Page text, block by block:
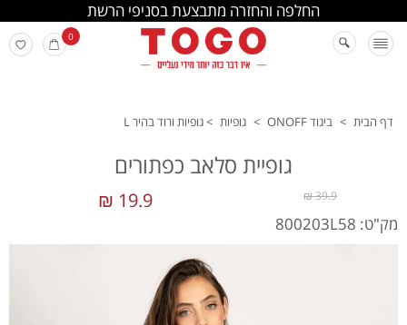
החלפה והחזרה מתבצעת בסניפי הרשת
0
דף הבית > ביגוד ONOFF > גופיות >גופיות ורוד בהיר L
גופיית סלאב כפתורים
19.9 ₪ 39.9 ₪
מק"ט: 800203L58